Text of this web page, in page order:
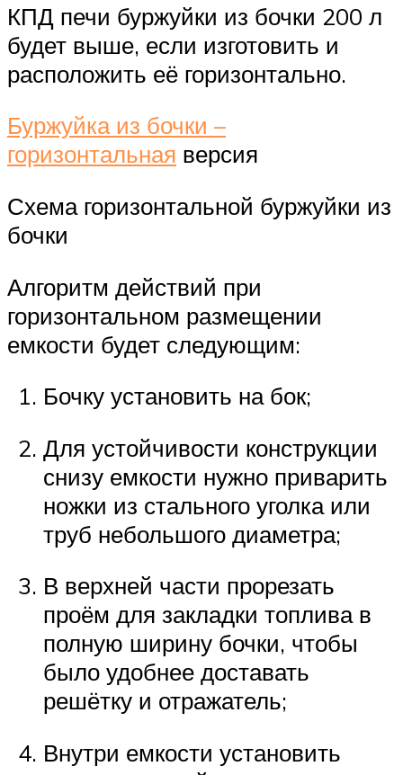
КПД печи буржуйки из бочки 200 л
будет выше, если изготовить и
расположить её горизонтально.
Буржуйка из бочки –
горизонтальная версия
Схема горизонтальной буржуйки из
бочки
Алгоритм действий при
горизонтальном размещении
емкости будет следующим:
Бочку установить на бок;
Для устойчивости конструкции
снизу емкости нужно приварить
ножки из стального уголка или
труб небольшого диаметра;
В верхней части прорезать
проём для закладки топлива в
полную ширину бочки, чтобы
было удобнее доставать
решётку и отражатель;
Внутри емкости установить